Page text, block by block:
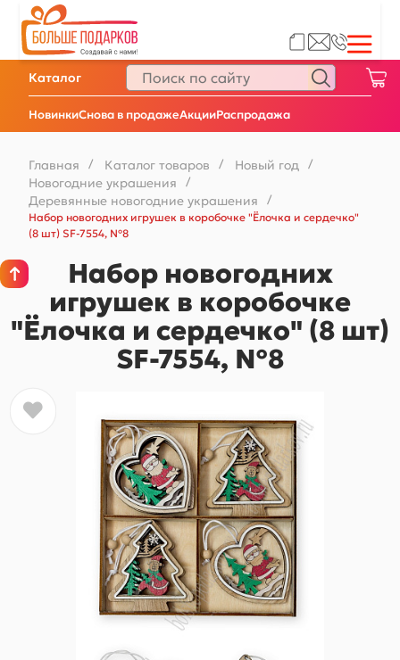
НовинкиСнова в продажеАкцииРаспродажа
Каталог
Главная / Каталог товаров / Новый год /
Новогодние украшения /
Деревянные новогодние украшения
/
Набор новогодних игрушек в коробочке "Ёлочка и сердечко"
(8 шт) SF-7554, №8
Набор новогодних
игрушек в коробочке
"Ёлочка и сердечко" (8 шт)
SF-7554, №8